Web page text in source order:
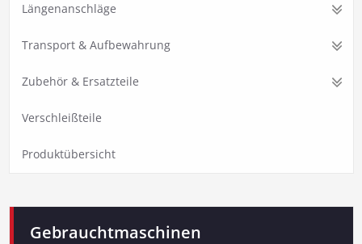
Längenanschläge
Transport & Aufbewahrung
Zubehör & Ersatzteile
Verschleißteile
Produktübersicht
Gebrauchtmaschinen